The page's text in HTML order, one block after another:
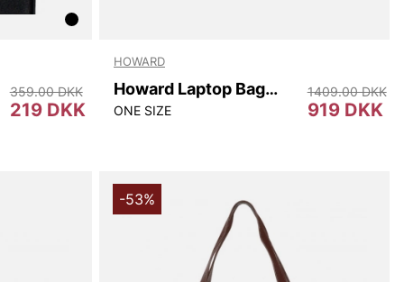
219 DKK
359.00 DKK
HOWARD
Howard Laptop Bag Sam
ONE SIZE 919 DKK
1409.00 DKK
-53%